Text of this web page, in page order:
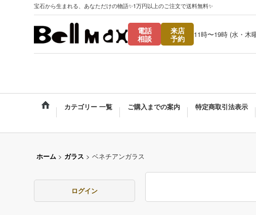
宝石から生まれる、あなただけの物語✨1万円以上のご注文で送料無料✨
電話
相談
来店
予約
11時〜19時 (水・木
カテゴリー 一覧 ご購入までの案内 特定商取引法表示
ホーム > ガラス > ベネチアンガラス
ログイン